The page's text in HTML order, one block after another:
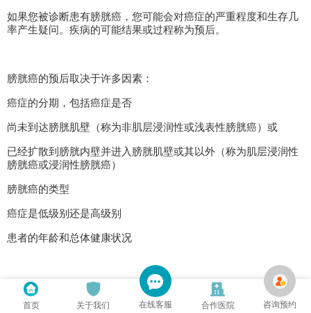
如果您被诊断患有膀胱癌，您可能会对癌症的严重程度和生存几
率产生疑问。疾病的可能结果或过程称为预后。
膀胱癌的预后取决于许多因素：
癌症的分期，包括癌症是否
尚未到达膀胱肌壁（称为非肌层浸润性或浅表性膀胱癌）或
已经扩散到膀胱内壁并进入膀胱肌壁或其以外（称为肌层浸润性
膀胱癌或浸润性膀胱癌）
膀胱癌的类型
癌症是低级别还是高级别
患者的年龄和总体健康状况
对于非肌层浸润性膀胱癌，预后还取决于
有很多肿瘤或肿瘤很大
首页 关于我们 在线客服 合作医院 咨询预约